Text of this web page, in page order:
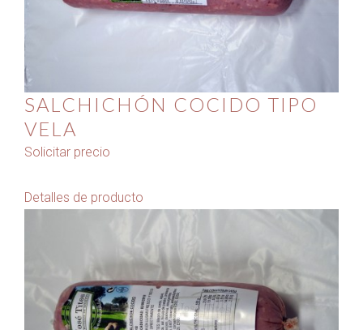
SALCHICHÓN COCIDO TIPO
VELA
Solicitar precio
Detalles de producto